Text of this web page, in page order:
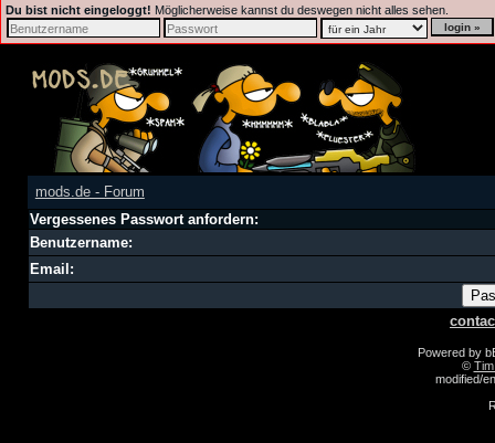
Du bist nicht eingeloggt! Möglicherweise kannst du deswegen nicht alles sehen.
mods.de - Forum
Vergessenes Passwort anfordern:
Benutzername:
Email:
Powered by
©
modified/